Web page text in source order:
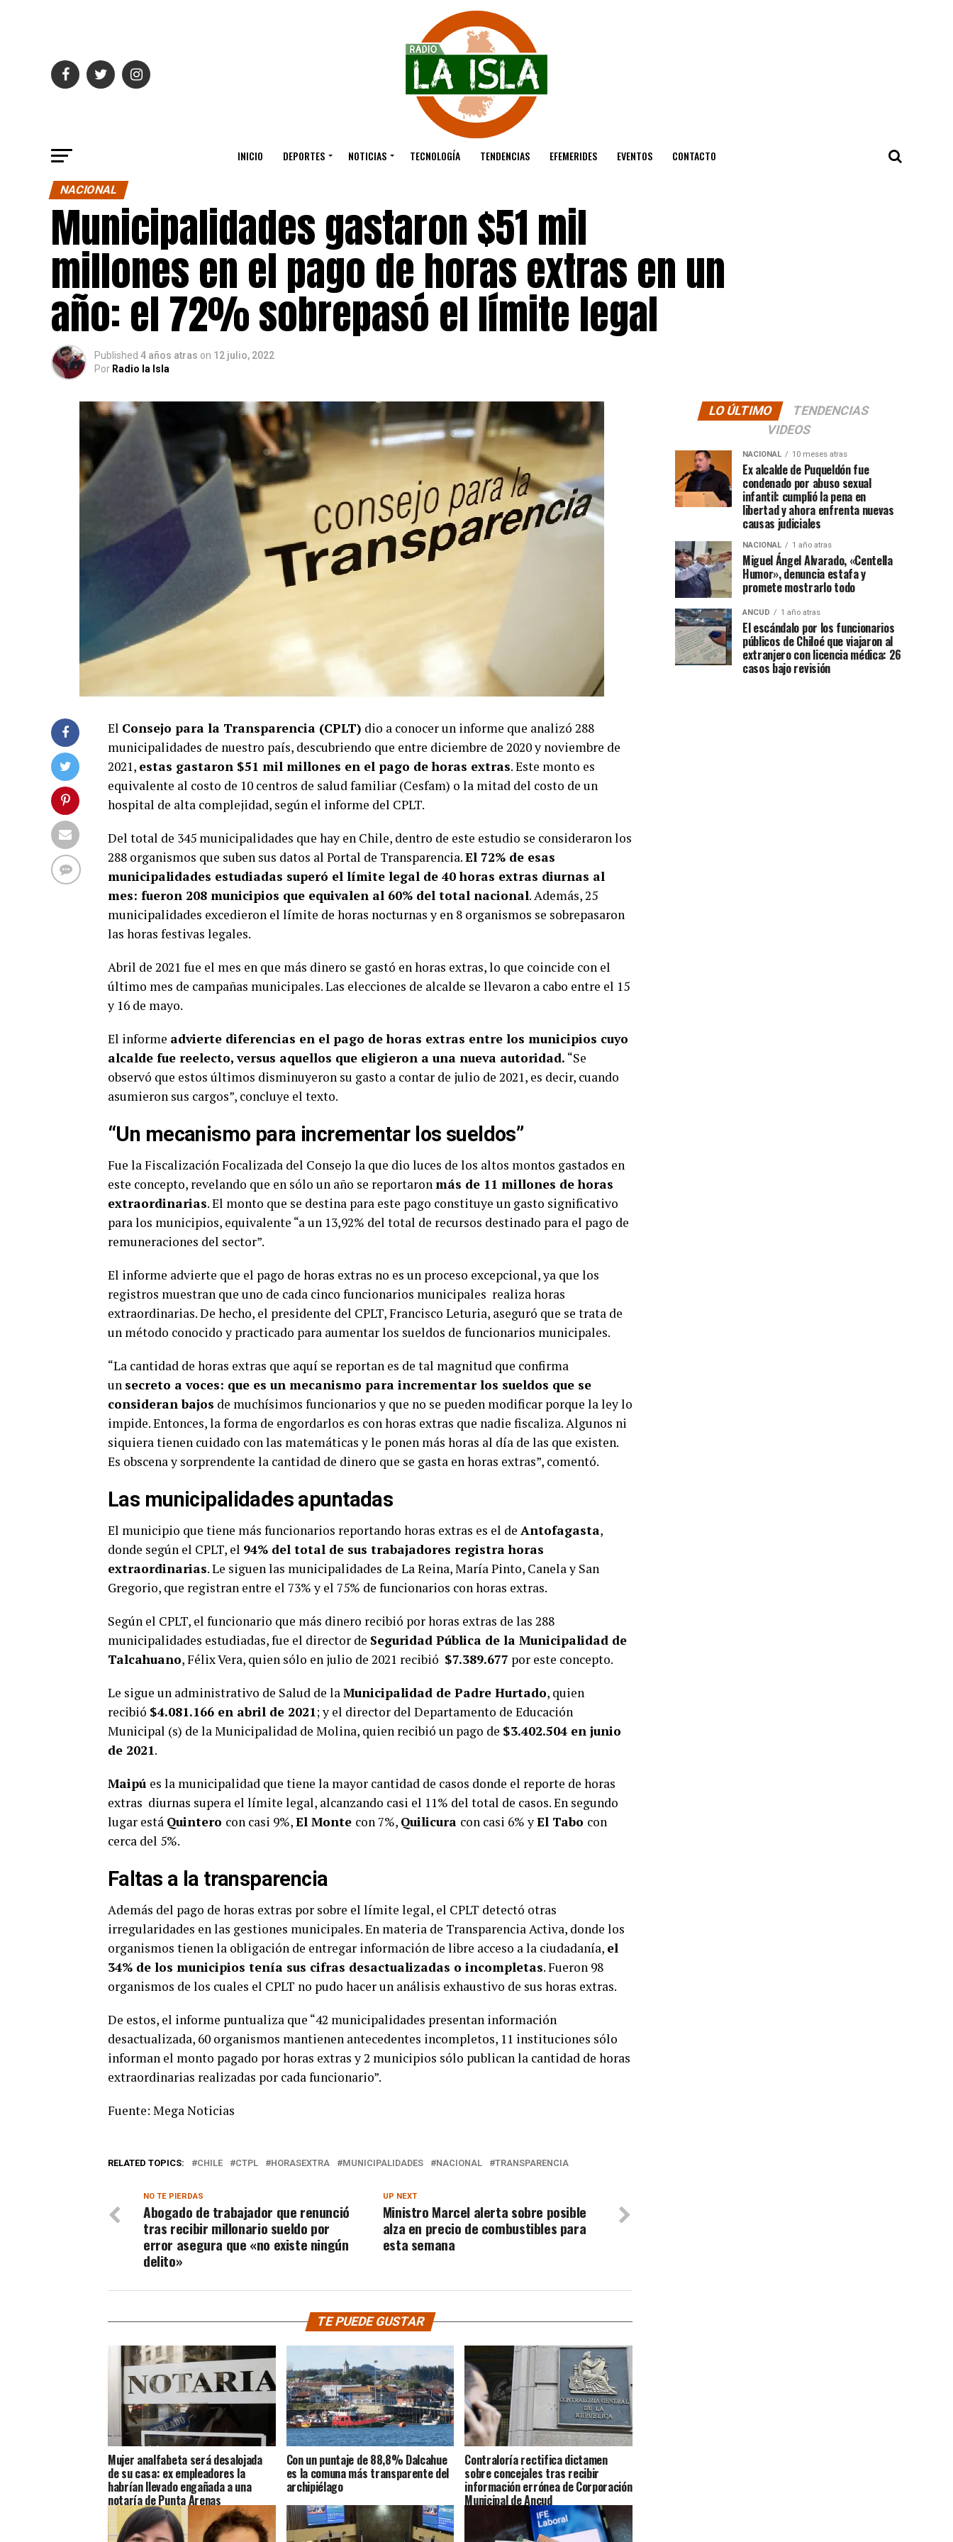
INICIO DEPORTES NOTICIAS TECNOLOGÍA TENDENCIAS EFEMERIDES EVENTOS CONTACTO
NACIONAL
Municipalidades gastaron $51 mil
millones en el pago de horas extras en un
año: el 72% sobrepasó el límite legal
Published 4 años atras on 12 julio, 2022
Por Radio la Isla
El Consejo para la Transparencia (CPLT) dio a conocer un informe que analizó 288
municipalidades de nuestro país, descubriendo que entre diciembre de 2020 y noviembre de
2021, estas gastaron $51 mil millones en el pago de horas extras. Este monto es
equivalente al costo de 10 centros de salud familiar (Cesfam) o la mitad del costo de un
hospital de alta complejidad, según el informe del CPLT.
Del total de 345 municipalidades que hay en Chile, dentro de este estudio se consideraron los
288 organismos que suben sus datos al Portal de Transparencia.El 72% de esas
municipalidades estudiadas superó el límite legal de 40 horas extras diurnas al
mes: fueron 208 municipios que equivalen al 60% del total nacional. Además, 25
municipalidades excedieron el límite de horas nocturnas y en 8 organismos se sobrepasaron
las horas festivas legales.
Abril de 2021 fue el mes en que más dinero se gastó en horas extras, lo que coincide con el
último mes de campañas municipales. Las elecciones de alcalde se llevaron a cabo entre el 15
y 16 de mayo.
El informe advierte diferencias en el pago de horas extras entre los municipios cuyo
alcalde fue reelecto, versus aquellos que eligieron a una nueva autoridad. “Se
observó que estos últimos disminuyeron su gasto a contar de julio de 2021, es decir, cuando
asumieron sus cargos”, concluye el texto.
“Un mecanismo para incrementar los sueldos”
Fue la Fiscalización Focalizada del Consejo la que dio luces de los altos montos gastados en
este concepto, revelando que en sólo un año se reportaronmás de 11 millones de horas
extraordinarias. El monto que se destina para este pago constituye un gasto significativo
para los municipios, equivalente “a un 13,92% del total de recursos destinado para el pago de
remuneraciones del sector”.
El informe advierte que el pago de horas extras no es un proceso excepcional, ya que los
registros muestran que uno de cada cinco funcionarios municipales realiza horas
extraordinarias. De hecho, el presidente del CPLT, Francisco Leturia, aseguró que se trata de
un método conocido y practicado para aumentar los sueldos de funcionarios municipales.
“La cantidad de horas extras que aquí se reportan es de tal magnitud que confirma
un secreto a voces: que es un mecanismo para incrementar los sueldos que se
consideran bajos de muchísimos funcionarios y que no se pueden modificar porque la ley lo
impide. Entonces, la forma de engordarlos es con horas extras que nadie fiscaliza. Algunos ni
siquiera tienen cuidado con las matemáticas y le ponen más horas al día de las que existen.
Es obscena y sorprendente la cantidad de dinero que se gasta en horas extras”, comentó.
Las municipalidades apuntadas
El municipio que tiene más funcionarios reportando horas extras es el de Antofagasta,
donde según el CPLT, el 94% del total de sus trabajadores registra horas
extraordinarias. Le siguen las municipalidades de La Reina, María Pinto, Canela y San
Gregorio, que registran entre el 73% y el 75% de funcionarios con horas extras.
Según el CPLT, el funcionario que más dinero recibió por horas extras de las 288
municipalidades estudiadas, fue el director de Seguridad Pública de la Municipalidad de
Talcahuano, Félix Vera, quien sólo en julio de 2021 recibió $7.389.677 por este concepto.
Le sigue un administrativo de Salud de laMunicipalidad de Padre Hurtado, quien
recibió $4.081.166 en abril de 2021; y el director del Departamento de Educación
Municipal (s) de la Municipalidad de Molina, quien recibió un pago de $3.402.504 en junio
de 2021.
Maipú es la municipalidad que tiene la mayor cantidad de casos donde el reporte de horas
extras diurnas supera el límite legal, alcanzando casi el 11% del total de casos. En segundo
lugar está Quintero con casi 9%,El Monte con 7%, Quilicura con casi 6% yEl Tabo con
cerca del 5%.
Faltas a la transparencia
Además del pago de horas extras por sobre el límite legal, el CPLT detectó otras
irregularidades en las gestiones municipales. En materia de Transparencia Activa, donde los
organismos tienen la obligación de entregar información de libre acceso a la ciudadanía, el
34% de los municipios tenía sus cifras desactualizadas o incompletas. Fueron 98
organismos de los cuales el CPLT no pudo hacer un análisis exhaustivo de sus horas extras.
De estos, el informe puntualiza que “42 municipalidades presentan información
desactualizada, 60 organismos mantienen antecedentes incompletos, 11 instituciones sólo
informan el monto pagado por horas extras y 2 municipios sólo publican la cantidad de horas
extraordinarias realizadas por cada funcionario”.
Fuente: Mega Noticias
RELATED TOPICS: CHILE CTPL HORASEXTRA MUNICIPALIDADES NACIONAL TRANSPARENCIA
UP NEXT
Ministro Marcel alerta sobre posible
alza en precio de combustibles para
esta semana
NO TE PIERDAS
Abogado de trabajador que renunció
tras recibir millonario sueldo por
error asegura que «no existe ningún
delito»
TE PUEDE GUSTAR
Mujer analfabeta será desalojada
de su casa: ex empleadores la
habrían llevado engañada a una
notaría de Punta Arenas
Con un puntaje de 88,8% Dalcahue
es la comuna más transparente del
archipiélago
Contraloría rectifica dictamen
sobre concejales tras recibir
información errónea de Corporación
Municipal de Ancud
LO ÚLTIMO
TENDENCIAS
VIDEOS
NACIONAL 10 meses atras
Ex alcalde de Puqueldón fue
condenado por abuso sexual
infantil: cumplió la pena en
libertad y ahora enfrenta nuevas
causas judiciales
NACIONAL 1 año atras
Miguel Ángel Alvarado, «Centella
Humor», denuncia estafa y
promete mostrarlo todo
ANCUD 1 año atras
El escándalo por los funcionarios
públicos de Chiloé que viajaron al
extranjero con licencia médica: 26
casos bajo revisión